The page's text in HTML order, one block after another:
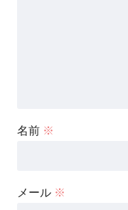
名前 ※
メール ※